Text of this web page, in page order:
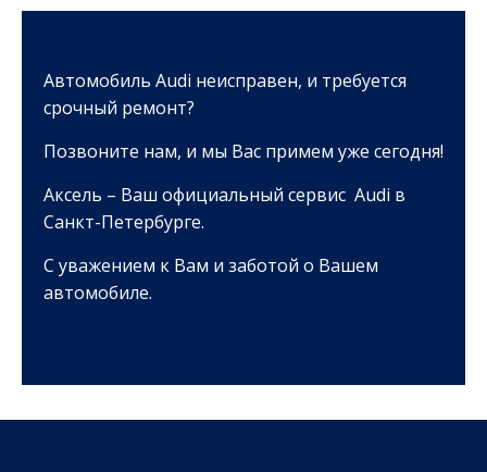
Автомобиль Audi неисправен, и требуется
срочный ремонт?
Позвоните нам, и мы Вас примем уже сегодня!
Аксель – Ваш официальный сервис Audi в
Санкт-Петербурге.
С уважением к Вам и заботой о Вашем
автомобиле.